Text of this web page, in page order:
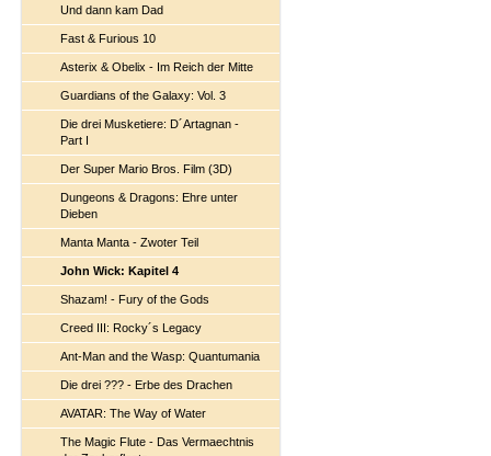
Und dann kam Dad
Fast & Furious 10
Asterix & Obelix - Im Reich der Mitte
Guardians of the Galaxy: Vol. 3
Die drei Musketiere: D´Artagnan -
Part I
Der Super Mario Bros. Film (3D)
Dungeons & Dragons: Ehre unter
Dieben
Manta Manta - Zwoter Teil
John Wick: Kapitel 4
Shazam! - Fury of the Gods
Creed III: Rocky´s Legacy
Ant-Man and the Wasp: Quantumania
Die drei ??? - Erbe des Drachen
AVATAR: The Way of Water
The Magic Flute - Das Vermaechtnis